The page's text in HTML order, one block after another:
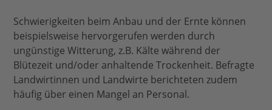
Schwierigkeiten beim Anbau und der Ernte können
beispielsweise hervorgerufen werden durch
ungünstige Witterung, z.B. Kälte während der
Blütezeit und/oder anhaltende Trockenheit. Befragte
Landwirtinnen und Landwirte berichteten zudem
häufig über einen Mangel an Personal.